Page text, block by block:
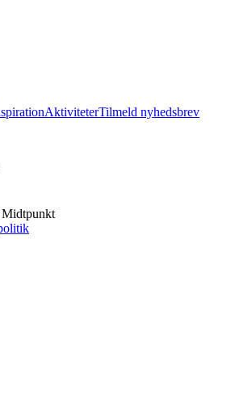
AktiviteterTilmeld nyhedsbrev